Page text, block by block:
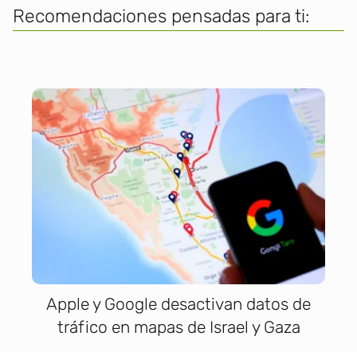
Recomendaciones pensadas para ti:
Apple y Google desactivan datos de
tráfico en mapas de Israel y Gaza